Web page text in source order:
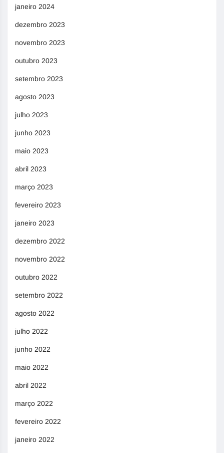
janeiro 2024
dezembro 2023
novembro 2023
outubro 2023
setembro 2023
agosto 2023
julho 2023
junho 2023
maio 2023
abril 2023
março 2023
fevereiro 2023
janeiro 2023
dezembro 2022
novembro 2022
outubro 2022
setembro 2022
agosto 2022
julho 2022
junho 2022
maio 2022
abril 2022
março 2022
fevereiro 2022
janeiro 2022